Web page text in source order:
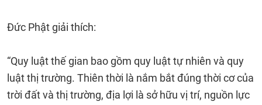
Đức Phật giải thích:
“Quy luật thế gian bao gồm quy luật tự nhiên và quy
luật thị trường. Thiên thời là nắm bắt đúng thời cơ của
trời đất và thị trường, địa lợi là sở hữu vị trí, nguồn lực